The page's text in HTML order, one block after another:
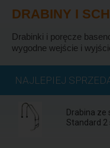
DRABINY I
Drabinki i poręcze
wygodne wejście i
NAJLEPIEJ
Drabina ze
Standard 2